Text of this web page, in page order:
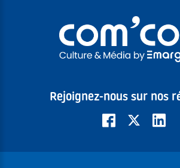
Rejoignez-nous sur nos